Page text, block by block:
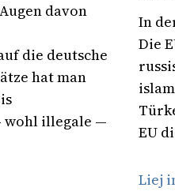
davon
die deutsche
hat man
wohl illegale —
In
Die
EU
Liej